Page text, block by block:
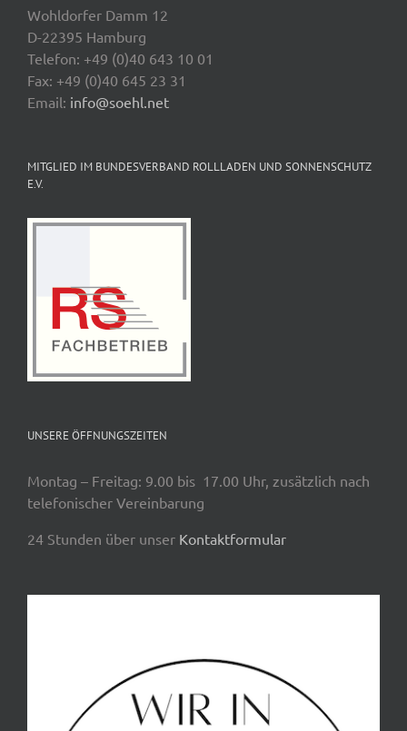
Wohldorfer Damm 12
D-22395 Hamburg
Telefon: +49 (0)40 643 10 01
Fax: +49 (0)40 645 23 31
Email: info@soehl.net
MITGLIED IM BUNDESVERBAND ROLLLADEN UND SONNENSCHUTZ
E.V.
UNSERE ÖFFNUNGSZEITEN
Montag – Freitag: 9.00 bis 17.00 Uhr, zusätzlich nach
telefonischer Vereinbarung
24 Stunden über unser Kontaktformular